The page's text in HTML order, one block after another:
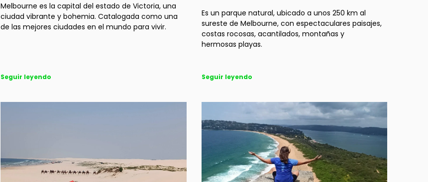
Melbourne es la capital del estado de Victoria, una
ciudad vibrante y bohemia. Catalogada como una
de las mejores ciudades en el mundo para vivir.
Seguir leyendo
Es un parque natural, ubicado a unos 250 km al
sureste de Melbourne, con espectaculares paisajes,
costas rocosas, acantilados, montañas y
hermosas playas.
Seguir leyendo